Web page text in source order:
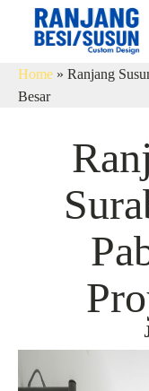
Home » Ranjang
Besar